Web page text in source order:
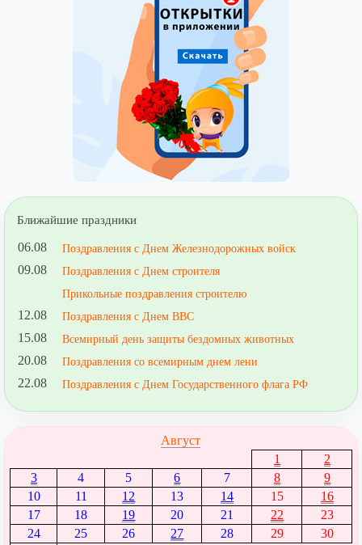
Ближайшие праздники
06.08 Поздравления с Днем Железнодорожных войск
09.08
Поздравления с Днем строителя
Прикольные поздравления строителю
12.08 Поздравления с Днем ВВС
15.08 Всемирный день защиты бездомных животных
20.08 Поздравления со всемирным днем лени
22.08 Поздравления с Днем Государственного флага РФ
Август
1
2
3
4 5 6 7 8
9
10
11 12 13 14 15
16
17
18 19 20 21 22
23
24
25 26 27 28 29 30